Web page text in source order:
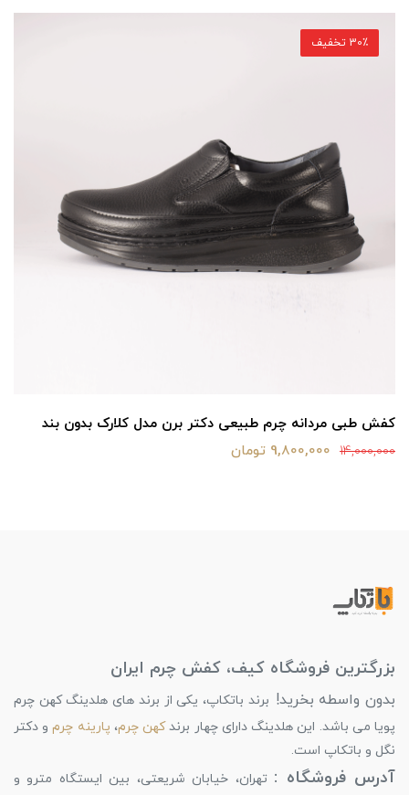
کفش طبی مردانه چرم طبیعی دکتر برن مدل کلارک بدون بند
14,000,000 9,800,000 تومان
30٪ تخفیف
بزرگترین فروشگاه کیف، کفش چرم ایران
بدون واسطه بخرید! برند باتکاپ، یکی از برند های هلدینگ کهن چرم
پویا می باشد. این هلدینگ دارای چهار برندکهن چرم، پارینه چرمو دکتر
نگل و باتکاپ است.
آدرس فروشگاه : تهران، خیابان شریعتی، بین ایستگاه مترو و